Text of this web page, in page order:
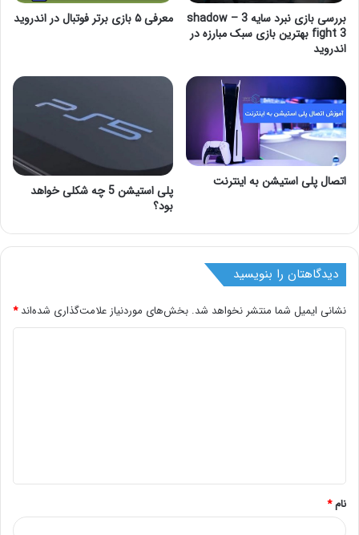
بررسی بازی نبرد سایه 3 – shadow
fight 3 بهترین بازی سبک مبارزه در
اندروید
معرفی ۵ بازی برتر فوتبال در اندروید
اتصال پلی استیشن به اینترنت
پلی استیشن 5 چه شکلی خواهد
بود؟
دیدگاهتان را بنویسید
نشانی ایمیل شما منتشر نخواهد شد. بخش‌های موردنیاز علامت‌گذاری شده‌اند*
*
نام*